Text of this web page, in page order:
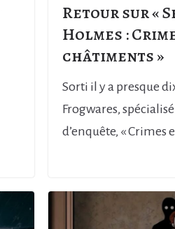
Retour sur «
Holmes :
châtiments »
Sorti il y a presque
Frogwares,
d’enquête, « Crimes